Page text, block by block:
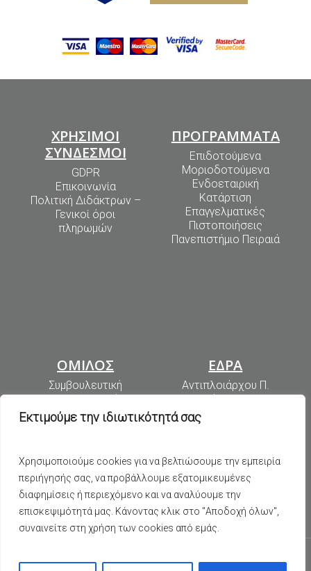
Εκτιμούμε την ιδιωτικότητά σας
Χρησιμοποιούμε cookies για να βελτιώσουμε την εμπειρία
περιήγησής σας, να προβάλλουμε εξατομικευμένες
διαφημίσεις ή περιεχόμενο και να αναλύουμε την
επισκεψιμότητά μας. Κάνοντας κλικ στο "Αποδοχή όλων",
συναινείτε στη χρήση των cookies από εμάς.
ΧΡΗΣΙΜΟΙ
ΣΥΝΔΕΣΜΟΙ
GDPR
Επικοινωνία
Πολιτική Διδάκτρων –
Γενικοί όροι
πληρωμών
ΠΡΟΓΡΑΜΜΑΤΑ
Επιδοτούμενα
Μοριοδοτούμενα
Ενδοεταιρική
Κατάρτιση
Επαγγελματικές
Πιστοποιήσεις
Πανεπιστήμιο Πειραιά
ΟΜΙΛΟΣ
Συμβουλευτική
Πληροφορική
Όμιλος ΑΠΟΨΗ
ΕΔΡΑ
Αντιπλοιάρχου Π.
Βλαχάκου 38-40
Πειραιάς, Τ.Κ. 185 45
T: 210 4629300
Email:
info@apopsi.gr
Γ.Ε.ΜΗ ΑΠΟΨΗ Α.Ε.:
044596607000